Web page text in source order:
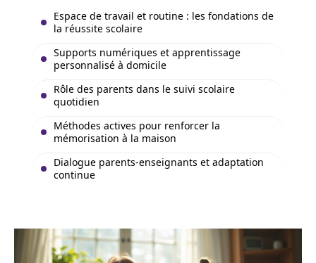
Espace de travail et routine : les fondations de
la réussite scolaire
Supports numériques et apprentissage
personnalisé à domicile
Rôle des parents dans le suivi scolaire
quotidien
Méthodes actives pour renforcer la
mémorisation à la maison
Dialogue parents-enseignants et adaptation
continue